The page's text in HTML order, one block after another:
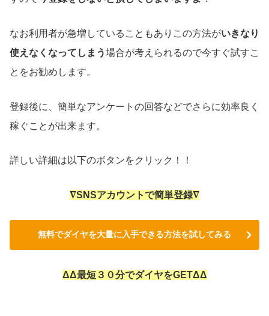
なお利用者が急増していることもありこの方法がいきなり
使えなくなってしまう場合が考えられるので今すぐ試すこ
とをお勧めします。
登録後に、簡単なアンケートの回答などでさらに効率良く
稼ぐことが出来ます。
詳しい詳細は以下のボタンをクリック！！
∇SNSアカウントで簡単登録∇
無料でダイヤを大量に入手できる方法を試してみる
ΔΔ最短３０分でダイヤをGETΔΔ